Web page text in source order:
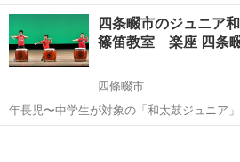
器業界への転職も考えてみたい」そんな社
す。 従来からお仕事をされてる社会人の方
科」に加えて、隔週日曜に通える『日曜...
大阪 大阪市 ギター
四条畷市のジュニア
篠笛教室 楽座 四条畷
四條畷市
年長児〜中学生が対象の「和太鼓ジュニア
に、とびっきりのホンモノ体験をプレゼン